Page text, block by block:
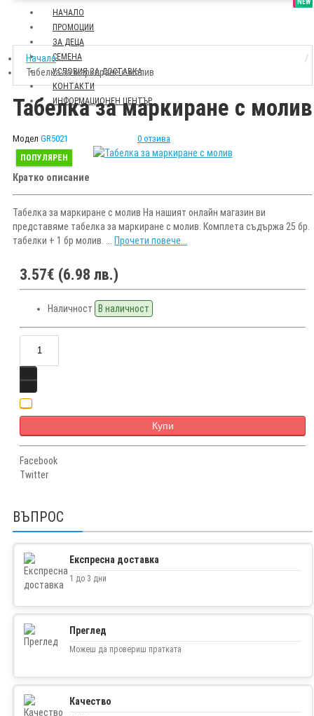
НАЧАЛО
SALE
ПРОМОЦИИ
NEW
ЗА ДЕЦА
СЕМЕНА
УСЛОВИЯ ЗА ДОСТАВКА
КОНТАКТИ
ИНФОРМАЦИОНЕН ЦЕНТЪР
Начало
Табелка за маркиране с молив
Табелка за маркиране с молив
Модел GR5021 0 отзива
ПОПУЛЯРЕН
Кратко описание
Табелка за маркиране с молив На нашият онлайн магазин ви
представяме табелка за маркиране с молив. Комплета съдържа 25 бр.
табелки + 1 бр молив. ... Прочети повече...
3.57€ (6.98 лв.)
Наличност В наличност
Купи
Facebook
Twitter
ВЪПРОС
Експресна доставка
1 до 3 дни
Преглед
Можеш да провериш пратката
Качество